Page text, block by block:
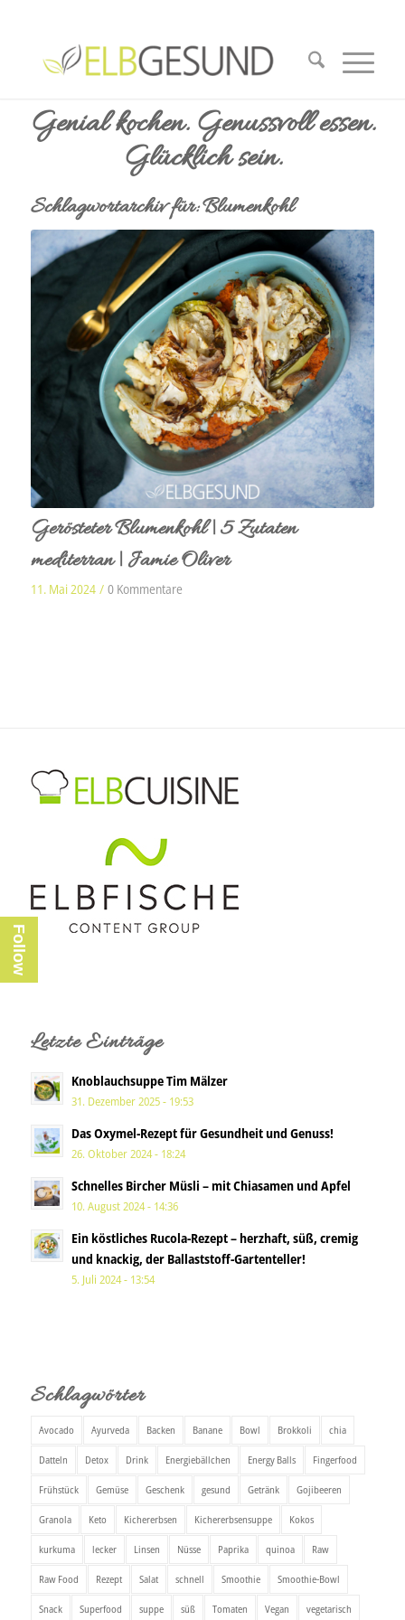
Genial kochen. Genussvoll essen.
Glücklich sein.
Schlagwortarchiv für:Blumenkohl
Gerösteter Blumenkohl | 5 Zutaten
mediterran | Jamie Oliver
11. Mai 2024 / 0 Kommentare
Letzte Einträge
Knoblauchsuppe Tim Mälzer
31. Dezember 2025 - 19:53
Das Oxymel-Rezept für Gesundheit und Genuss!
26. Oktober 2024 - 18:24
Schnelles Bircher Müsli – mit Chiasamen und Apfel
10. August 2024 - 14:36
Ein köstliches Rucola-Rezept – herzhaft, süß, cremig
und knackig, der Ballaststoff-Gartenteller!
5. Juli 2024 - 13:54
Schlagwörter
Avocado Ayurveda Backen Banane Bowl Brokkoli chia
Datteln Detox Drink Energiebällchen Energy Balls Fingerfood
Frühstück Gemüse Geschenk gesund Getränk Gojibeeren
Granola Keto Kichererbsen Kichererbsensuppe Kokos
kurkuma lecker Linsen Nüsse Paprika quinoa Raw
Raw Food Rezept Salat schnell Smoothie Smoothie-Bowl
Snack Superfood suppe süß Tomaten Vegan vegetarisch
Follow